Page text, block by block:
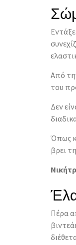
Από
του
Δεν
Όπως
βρει
Πέρα